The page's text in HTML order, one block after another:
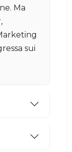
Ma
sui